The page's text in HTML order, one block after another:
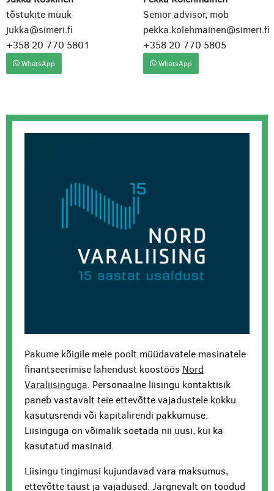
tõstukite müük
jukka@simeri.fi
+358 20 770 5801
WhatsApp
Senior advisor, mob
pekka.kolehmainen@simeri.fi
+358 20 770 5805
WhatsApp
Pakume kõigile meie poolt müüdavatele masinatele
finantseerimise lahendust koostöös Nord
Varaliisinguga. Personaalne liisingu kontaktisik
paneb vastavalt teie ettevõtte vajadustele kokku
kasutusrendi või kapitalirendi pakkumuse.
Liisinguga on võimalik soetada nii uusi, kui ka
kasutatud masinaid.
Liisingu tingimusi kujundavad vara maksumus,
ettevõtte taust ja vajadused. Järgnevalt on toodud